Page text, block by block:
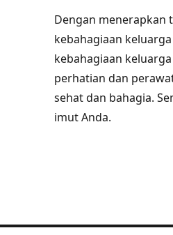
Dengan menerapkan
kebahagiaan
kebahagiaan
perhatian dan
sehat dan bahagia.
imut Anda.